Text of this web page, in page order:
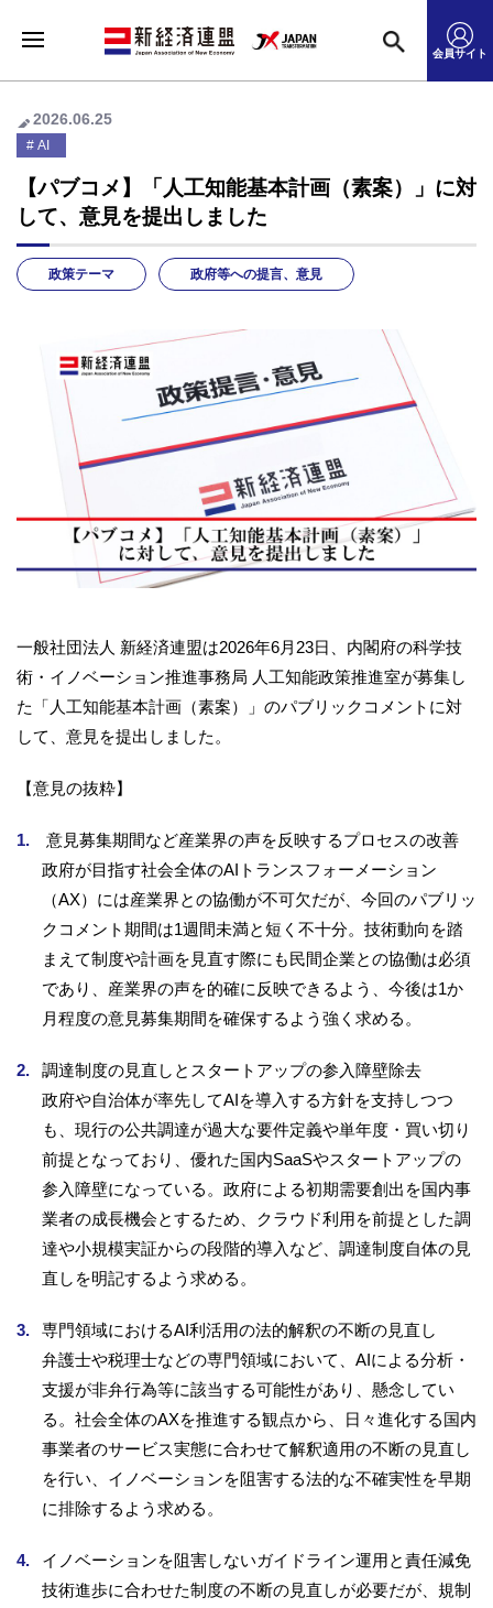
会員サイト
2026.06.25
AI
【パブコメ】「人工知能基本計画（素案）」に対
して、意見を提出しました
政策テーマ 政府等への提言、意見
一般社団法人 新経済連盟は2026年6月23日、内閣府の科学技
術・イノベーション推進事務局 人工知能政策推進室が募集し
た「人工知能基本計画（素案）」のパブリックコメントに対
して、意見を提出しました。
【意見の抜粋】
意見募集期間など産業界の声を反映するプロセスの改善
政府が目指す社会全体のAIトランスフォーメーション
（AX）には産業界との協働が不可欠だが、今回のパブリッ
クコメント期間は1週間未満と短く不十分。技術動向を踏
まえて制度や計画を見直す際にも民間企業との協働は必須
であり、産業界の声を的確に反映できるよう、今後は1か
月程度の意見募集期間を確保するよう強く求める。
調達制度の見直しとスタートアップの参入障壁除去
政府や自治体が率先してAIを導入する方針を支持しつつ
も、現行の公共調達が過大な要件定義や単年度・買い切り
前提となっており、優れた国内SaaSやスタートアップの
参入障壁になっている。政府による初期需要創出を国内事
業者の成長機会とするため、クラウド利用を前提とした調
達や小規模実証からの段階的導入など、調達制度自体の見
直しを明記するよう求める。
専門領域におけるAI利活用の法的解釈の不断の見直し
弁護士や税理士などの専門領域において、AIによる分析・
支援が非弁行為等に該当する可能性があり、懸念してい
る。社会全体のAXを推進する観点から、日々進化する国内
事業者のサービス実態に合わせて解釈適用の不断の見直し
を行い、イノベーションを阻害する法的な不確実性を早期
に排除するよう求める。
イノベーションを阻害しないガイドライン運用と責任減免
技術進歩に合わせた制度の不断の見直しが必要だが、規制